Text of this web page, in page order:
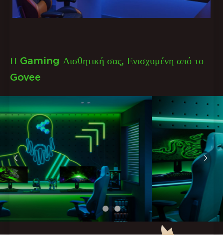
Η Gaming Αισθητική σας, Ενισχυμένη από το
Govee